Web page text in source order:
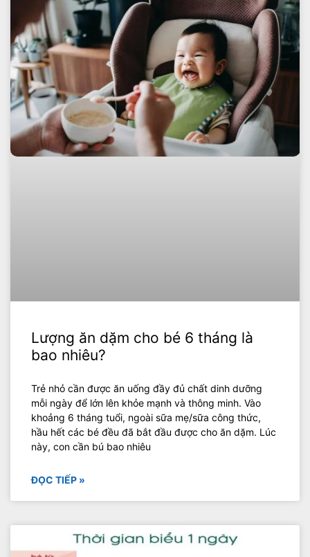
Lượng ăn dặm cho bé 6 tháng là
bao nhiêu?
Trẻ nhỏ cần được ăn uống đầy đủ chất dinh dưỡng
mỗi ngày để lớn lên khỏe mạnh và thông minh. Vào
khoảng 6 tháng tuổi, ngoài sữa mẹ/sữa công thức,
hầu hết các bé đều đã bắt đầu được cho ăn dặm. Lúc
này, con cần bú bao nhiêu
ĐỌC TIẾP »